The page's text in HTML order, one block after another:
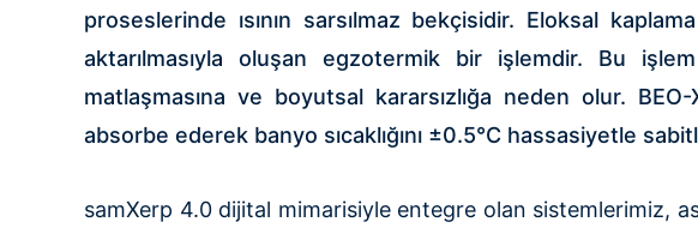
proseslerinde ısının sarsılmaz bekçisidir. Eloksal
aktarılmasıyla oluşan egzotermik bir işlemdir. Bu işlem
matlaşmasına ve boyutsal kararsızlığa neden olur.
absorbe ederek banyo sıcaklığını ±0.5°C hassasiyetle
samXerp 4.0 dijital mimarisiyle entegre olan sistemlerimiz,